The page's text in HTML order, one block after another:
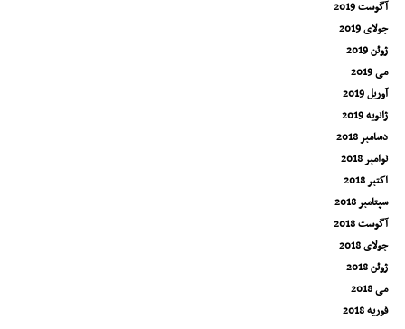
آگوست 2019
جولای 2019
ژوئن 2019
می 2019
آوریل 2019
ژانویه 2019
دسامبر 2018
نوامبر 2018
اکتبر 2018
سپتامبر 2018
آگوست 2018
جولای 2018
ژوئن 2018
می 2018
فوریه 2018